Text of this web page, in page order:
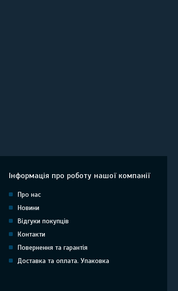
Інформація про роботу нашої компанії
Про нас
Новини
Відгуки покупців
Контакти
Повернення та гарантія
Доставка та оплата. Упаковка